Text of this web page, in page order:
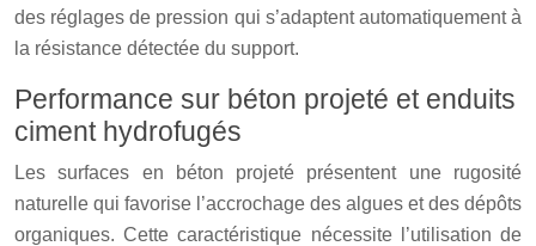
des réglages de pression qui s’adaptent automatiquement à
la résistance détectée du support.
Performance sur béton projeté et enduits
ciment hydrofugés
Les surfaces en béton projeté présentent une rugosité
naturelle qui favorise l’accrochage des algues et des dépôts
organiques. Cette caractéristique nécessite l’utilisation de